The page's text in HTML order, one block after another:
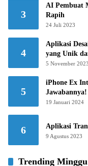
3
AI Pembuat
Rapih
24 Juli 2023
4
Aplikasi
yang Unik
5 November 2023
5
iPhone Ex
Jawabannya!
19 Januari 2024
6 Aplikasi
9 Agustus 2023
Trending